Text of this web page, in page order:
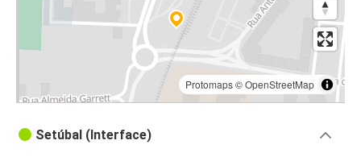
Protomaps©OpenStreetMap
Setúbal (Interface)